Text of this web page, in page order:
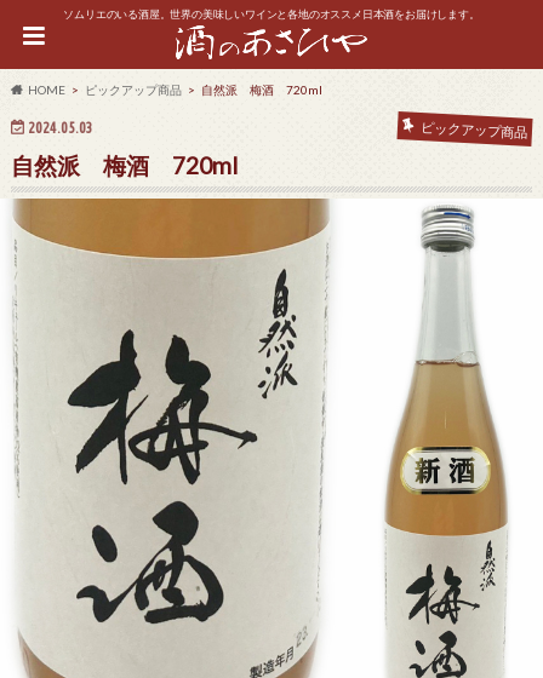
ソムリエのいる酒屋。世界の美味しいワインと各地のオススメ日本酒をお届けします。
HOME ピックアップ商品 自然派 梅酒 720ml
2024.05.03 ピックアップ商品
自然派 梅酒 720ml